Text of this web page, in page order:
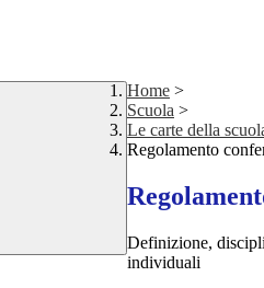
Home >
Scuola >
Le carte della
Regolamento
Definizione,
individuali